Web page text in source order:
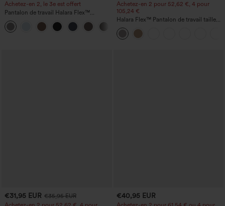
Achetez-en 2, le 3e est offert
Pantalon de travail Halara Flex™
DayStretch à taille haute, avec poches et
coupe droite
Achetez-en 2 pour 52,62 €, 4 pour
105,24 €
Halara Flex™ Pantalon de travail taille
haute sculptant la silhouette, gainant la
taille, avec poches, jambe large en
micro-gaufre
€31,95 EUR €35,95 EUR
€40,95 EUR